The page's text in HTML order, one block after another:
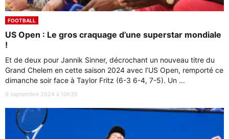
FOOTBALL
US Open : Le gros craquage d’une superstar mondiale
!
Et de deux pour Jannik Sinner, décrochant un nouveau titre du
Grand Chelem en cette saison 2024 avec l’US Open, remporté ce
dimanche soir face à Taylor Fritz (6-3 6-4, 7-5). Un ...
9 septembre 2024 à 10h35